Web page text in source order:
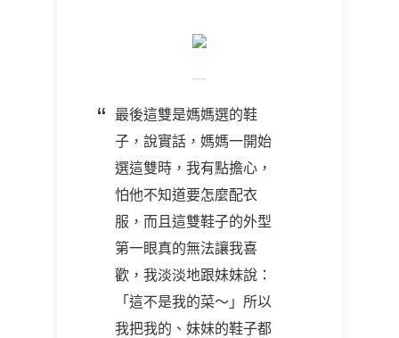
最後這雙是媽媽選的鞋
子，說實話，媽媽一開始
選這雙時，我有點擔心，
怕他不知道要怎麼配衣
服，而且這雙鞋子的外型
第一眼真的無法讓我喜
歡，我淡淡地跟妹妹說：
「這不是我的菜～」所以
我把我的、妹妹的鞋子都